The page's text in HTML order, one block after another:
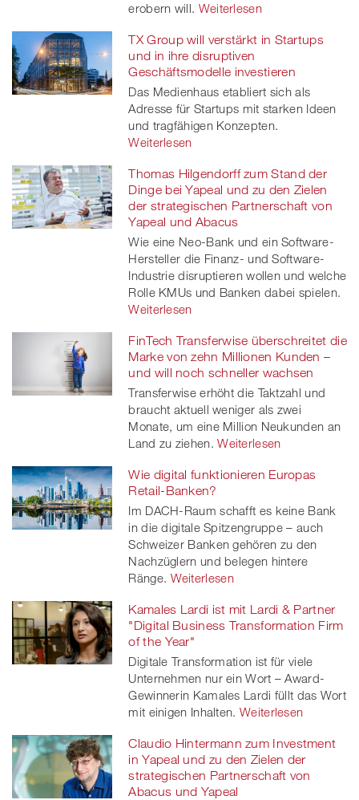
erobern will. Weiterlesen
TX Group will verstärkt in Startups
und in ihre disruptiven
Geschäftsmodelle investieren
Das Medienhaus etabliert sich als
Adresse für Startups mit starken Ideen
und tragfähigen Konzepten.
Weiterlesen
Thomas Hilgendorff zum Stand der
Dinge bei Yapeal und zu den Zielen
der strategischen Partnerschaft von
Yapeal und Abacus
Wie eine Neo-Bank und ein Software-
Hersteller die Finanz- und Software-
Industrie disruptieren wollen und welche
Rolle KMUs und Banken dabei spielen.
Weiterlesen
FinTech Transferwise überschreitet die
Marke von zehn Millionen Kunden –
und will noch schneller wachsen
Transferwise erhöht die Taktzahl und
braucht aktuell weniger als zwei
Monate, um eine Million Neukunden an
Land zu ziehen. Weiterlesen
Wie digital funktionieren Europas
Retail-Banken?
Im DACH-Raum schafft es keine Bank
in die digitale Spitzengruppe – auch
Schweizer Banken gehören zu den
Nachzüglern und belegen hintere
Ränge. Weiterlesen
Kamales Lardi ist mit Lardi & Partner
"Digital Business Transformation Firm
of the Year"
Digitale Transformation ist für viele
Unternehmen nur ein Wort – Award-
Gewinnerin Kamales Lardi füllt das Wort
mit einigen Inhalten. Weiterlesen
Claudio Hintermann zum Investment
in Yapeal und zu den Zielen der
strategischen Partnerschaft von
Abacus und Yapeal